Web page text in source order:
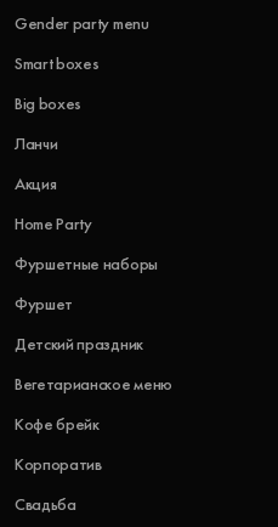
Gender party menu
Smart boxes
Big boxes
Ланчи
Акция
Home Party
Фуршетные наборы
Фуршет
Детский праздник
Вегетарианское меню
Кофе брейк
Корпоратив
Свадьба